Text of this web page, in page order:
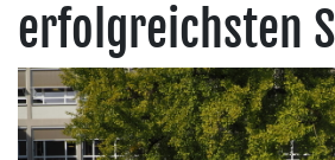
erfolgreichsten